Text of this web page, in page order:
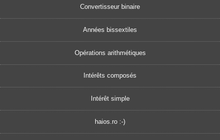
Convertisseur binaire
Années bissextiles
Opérations arithmétiques
Intérêts composés
Intérêt simple
haios.ro :-)